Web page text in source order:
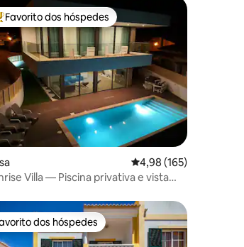
de 4,95 em 5 estrelas, 108avaliações
dos hóspedes mais apreciados
Favorito dos hóspedes
Classificação média
4,98 (165)
Villa — Piscina privativa e vista
dos hóspedes
dos hóspedes